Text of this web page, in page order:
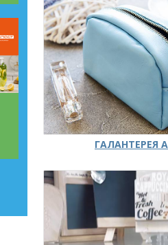
ГАЛАНТЕРЕЯ